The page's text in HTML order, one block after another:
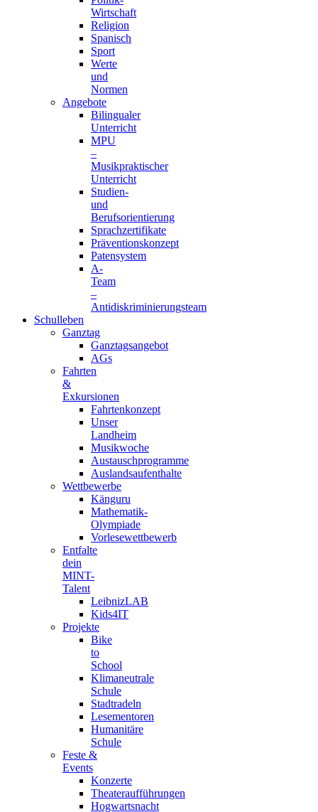
Wirtschaft
Religion
Spanisch
Sport
Werte
und
Normen
Angebote
Bilingualer
Unterricht
MPU
–
Musikpraktischer
Unterricht
Studien-
und
Berufsorientierung
Sprachzertifikate
Präventionskonzept
Patensystem
A-
Team
–
Antidiskriminierungsteam
Schulleben
Ganztag
Ganztagsangebot
AGs
Fahrten
&
Exkursionen
Fahrtenkonzept
Unser
Landheim
Musikwoche
Austauschprogramme
Auslandsaufenthalte
Wettbewerbe
Känguru
Mathematik-
Olympiade
Vorlesewettbewerb
Entfalte
dein
MINT-
Talent
LeibnizLAB
Kids4IT
Projekte
Bike
to
School
Klimaneutrale
Schule
Stadtradeln
Lesementoren
Humanitäre
Schule
Feste &
Events
Konzerte
Theateraufführungen
Hogwartsnacht